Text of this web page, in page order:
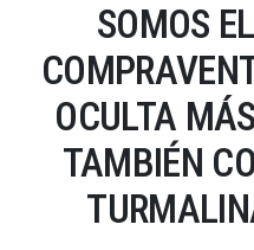
SOMOS
OCULTA
TAMBIÉN